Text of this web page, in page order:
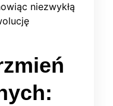
niezwykłą